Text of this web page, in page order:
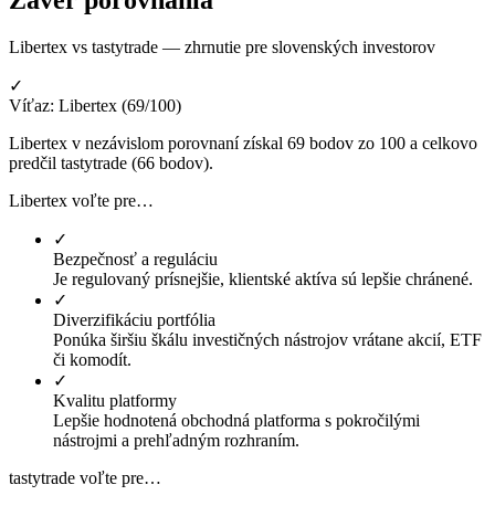
Libertex vs tastytrade — zhrnutie pre slovenských investorov
✓
Víťaz: Libertex (69/100)
Libertex v nezávislom porovnaní získal 69 bodov zo 100 a celkovo
predčil tastytrade (66 bodov).
Libertex voľte pre…
✓
Bezpečnosť a reguláciu
Je regulovaný prísnejšie, klientské aktíva sú lepšie chránené.
✓
Diverzifikáciu portfólia
Ponúka širšiu škálu investičných nástrojov vrátane akcií, ETF
či komodít.
✓
Kvalitu platformy
Lepšie hodnotená obchodná platforma s pokročilými
nástrojmi a prehľadným rozhraním.
tastytrade voľte pre…